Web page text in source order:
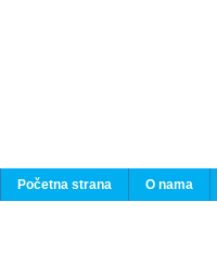
Početna strana O nama